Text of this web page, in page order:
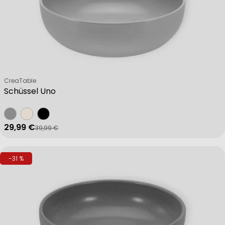
Schüssel Uno
Verkäufer:
CreaTable
Verkaufspreis
29,99 €
Regulärer Preis
39,99 €
-31 %